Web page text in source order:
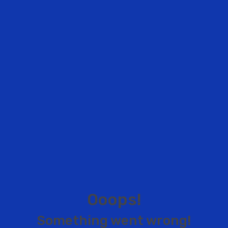
Ooops!
Something went wrong!